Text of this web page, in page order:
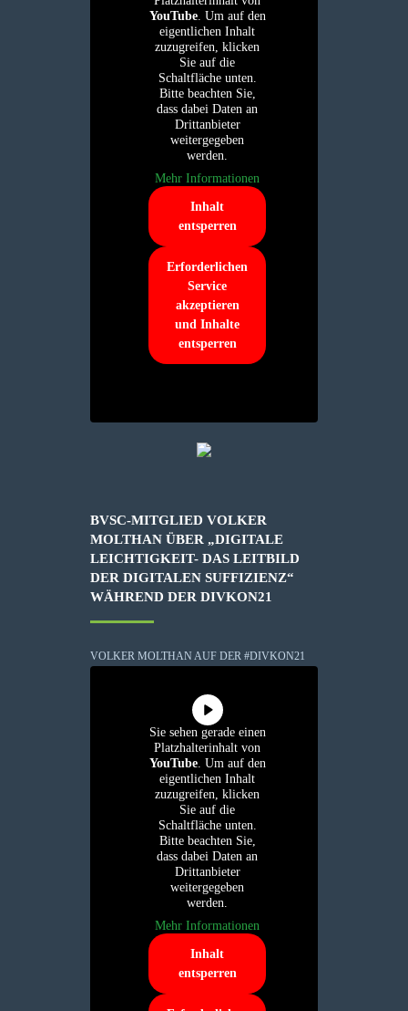
YouTube. Um auf den
eigentlichen Inhalt
zuzugreifen, klicken
Sie auf die
Schaltfläche unten.
Bitte beachten Sie,
dass dabei Daten an
Drittanbieter
weitergegeben
werden.
Mehr Informationen
Inhalt
entsperren
Erforderlichen
Service
akzeptieren
und Inhalte
entsperren
BVSC-MITGLIED VOLKER
MOLTHAN ÜBER „DIGITALE
LEICHTIGKEIT- DAS LEITBILD
DER DIGITALEN SUFFIZIENZ“
WÄHREND DER DIVKON21
VOLKER MOLTHAN AUF DER #DIVKON21
Sie sehen gerade einen
Platzhalterinhalt von
YouTube. Um auf den
eigentlichen Inhalt
zuzugreifen, klicken
Sie auf die
Schaltfläche unten.
Bitte beachten Sie,
dass dabei Daten an
Drittanbieter
weitergegeben
werden.
Mehr Informationen
Inhalt
entsperren